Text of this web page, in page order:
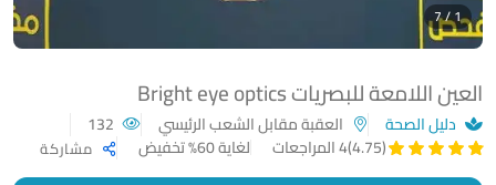
العين اللامعة للبصريات Bright eye optics
دليل الصحة العقبة مقابل الشعب الرئيسي
(4.75)
4 المراجعات لغاية 60% تخفيض مشاركة
1 / 7